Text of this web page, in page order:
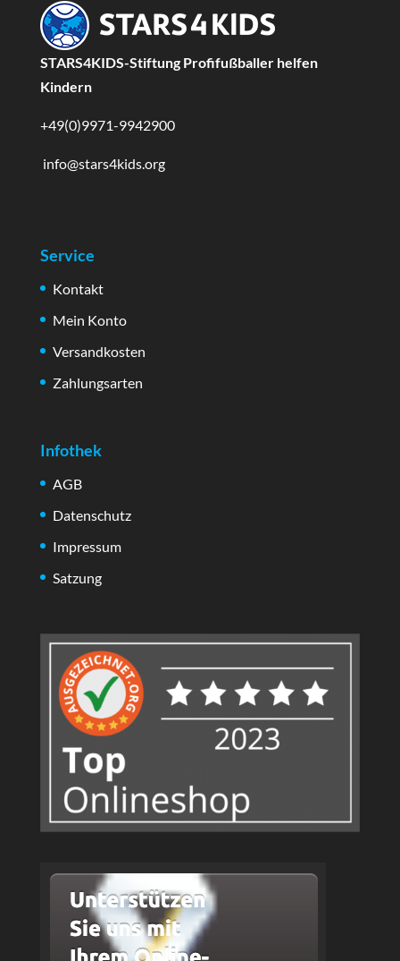
STARS4KIDS-Stiftung Profifußballer helfen
Kindern
+49(0)9971-9942900
info@stars4kids.org
Service
Kontakt
Mein Konto
Versandkosten
Zahlungsarten
Infothek
AGB
Datenschutz
Impressum
Satzung